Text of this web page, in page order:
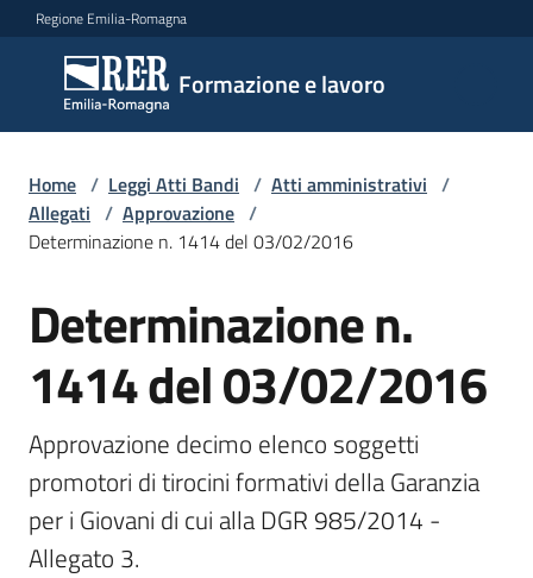
Vai al contenuto
Vai alla navigazione
Vai al footer
Regione Emilia-Romagna
Formazione e lavoro
Formazione
e lavoro
Argomenti
Novità
Servizi
Leggi
Atti
Bandi
Home / Leggi Atti Bandi / Atti amministrativi /
Allegati / Approvazione /
Determinazione n. 1414 del 03/02/2016
Determinazione n.
1414 del 03/02/2016
Approvazione decimo elenco soggetti
promotori di tirocini formativi della Garanzia
per i Giovani di cui alla DGR 985/2014 -
Allegato 3.